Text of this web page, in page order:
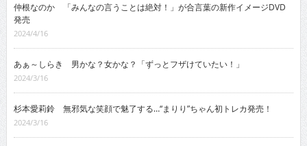
仲根なのか 「みんなの言うことは絶対！」が合言葉の新作イメージDVD
発売
2024/4/16
あぁ～しらき 男かな？女かな？「ずっとフザけていたい！」
2024/3/16
杉本愛莉鈴 無邪気な笑顔で魅了する…“まりり”ちゃん初トレカ発売！
2024/3/16